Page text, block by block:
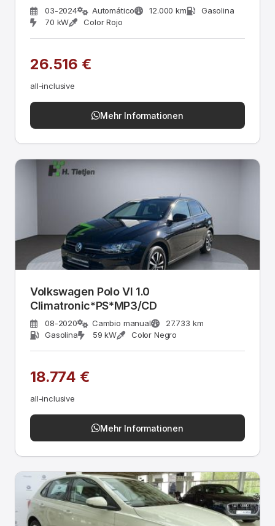
03-2024 Automático 12.000 km
Gasolina
70 kW
Color Rojo
26.516 €
all-inclusive
Mehr Informationen
Volkswagen Polo VI 1.0
Climatronic*PS*MP3/CD
08-2020 Cambio manual
27.733 km
Gasolina
59 kW Color Negro
18.774 €
all-inclusive
Mehr Informationen